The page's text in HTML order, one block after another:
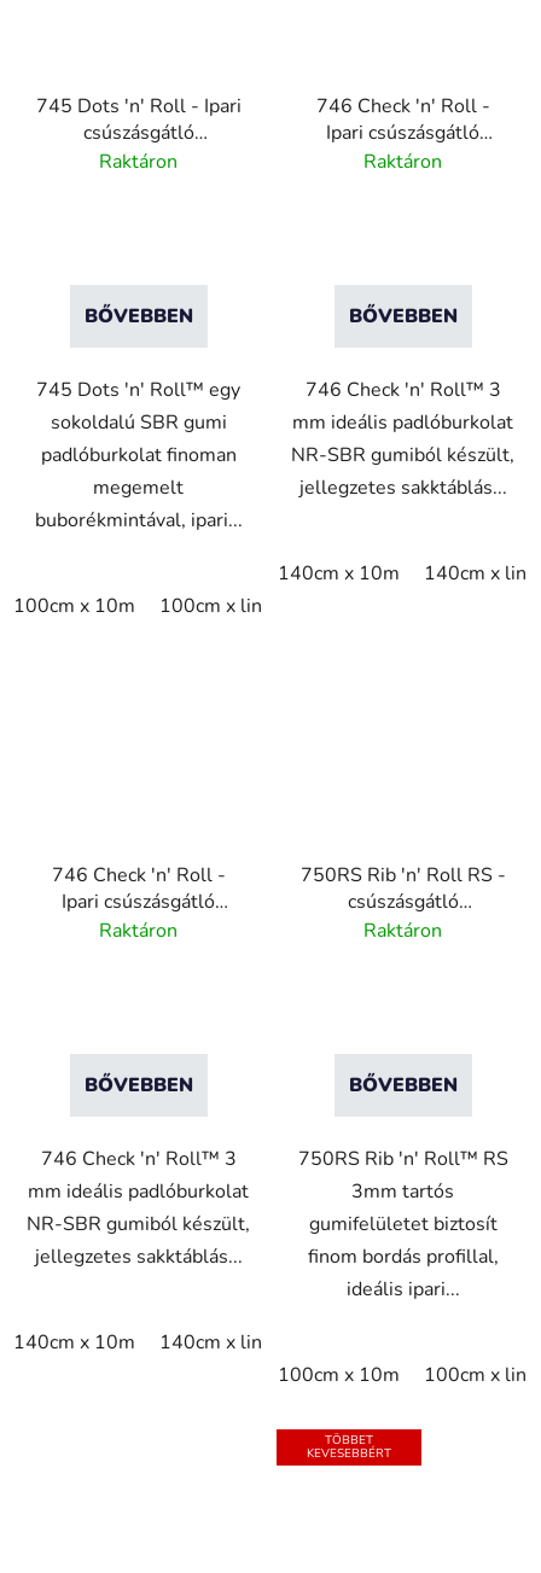
745 Dots 'n' Roll - Ipari
csúszásgátló
gumiszőnyeg buborékos
Raktáron
BŐVEBBEN
745 Dots 'n' Roll™ egy
sokoldalú SBR gumi
padlóburkolat finoman
megemelt
buborékmintával, ipari...
100cm x 10m 100cm x linm
746 Check 'n' Roll -
Ipari csúszásgátló
sakktábla gumi
Raktáron
BŐVEBBEN
746 Check 'n' Roll™ 3
mm ideális padlóburkolat
NR-SBR gumiból készült,
jellegzetes sakktáblás...
140cm x 10m 140cm x
746 Check 'n' Roll -
Ipari csúszásgátló
sakktábla gumi
Raktáron
BŐVEBBEN
746 Check 'n' Roll™ 3
mm ideális padlóburkolat
NR-SBR gumiból készült,
jellegzetes sakktáblás...
140cm x 10m 140cm x linm
750RS Rib 'n' Roll RS -
csúszásgátló
gumiszőnyeg - finom
Raktáron
BŐVEBBEN
750RS Rib 'n' Roll™ RS
3mm tartós
gumifelületet biztosít
finom bordás profillal,
ideális ipari...
100cm x 10m 100cm x
TÖBBET
KEVESEBBÉRT